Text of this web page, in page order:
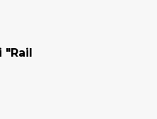
"Rail